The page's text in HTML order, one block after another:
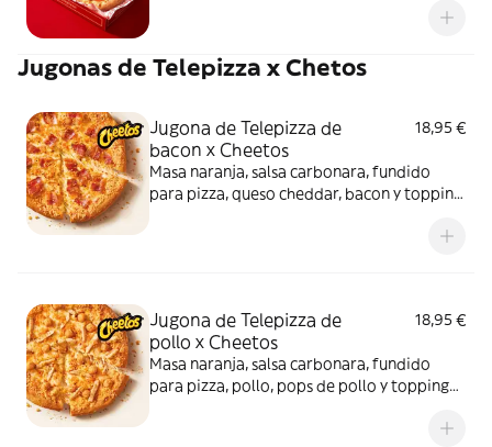
Jugonas de Telepizza x Chetos
Jugona de Telepizza de
bacon x Cheetos
18,95 €
Masa naranja, salsa carbonara, fundido
para pizza, queso cheddar, bacon y topping
Jugona de Telepizza de
pollo x Cheetos
18,95 €
Masa naranja, salsa carbonara, fundido
para pizza, pollo, pops de pollo y topping